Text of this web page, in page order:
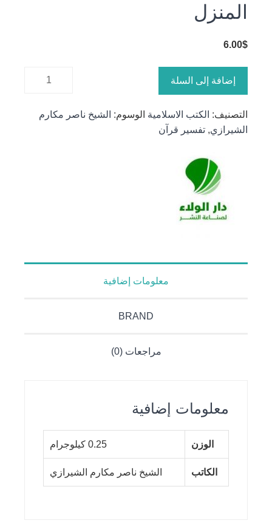
المنزل
6.00$
كتاب الله
إضافة إلى السلة
التصنيف: الكتب الاسلامية الوسوم: الشيخ ناصر مكارم
الشيرازي, تفسير قرآن
معلومات إضافية
BRAND
مراجعات (0)
معلومات إضافية
الوزن 0.25 كيلوجرام
الكاتب الشيخ ناصر مكارم الشيرازي